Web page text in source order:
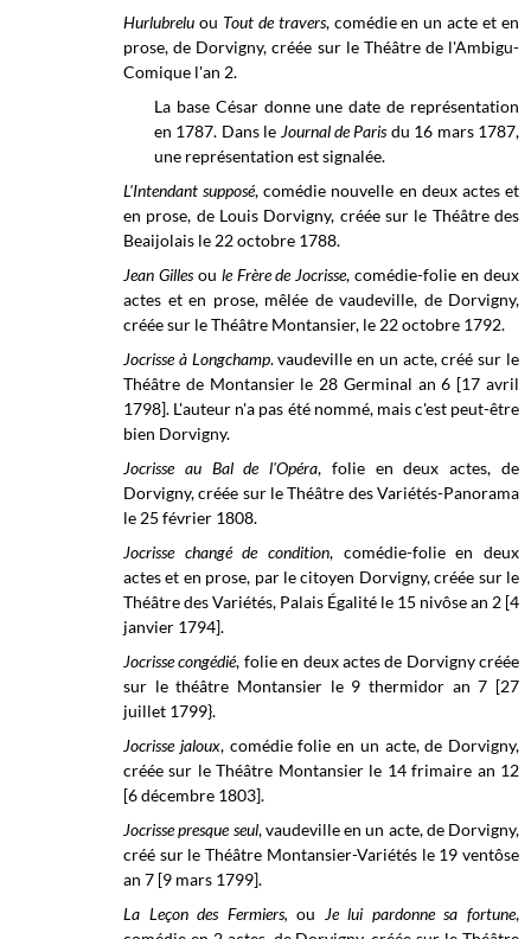
Hurlubrelu ou Tout de travers, comédie en un acte et en
prose, de Dorvigny, créée sur le Théâtre de l'Ambigu-
Comique l'an 2.
La base César donne une date de représentation
en 1787. Dans le Journal de Parisdu 16 mars 1787,
une représentation est signalée.
L'Intendant supposé, comédie nouvelle en deux actes et
en prose, de Louis Dorvigny, créée sur le Théâtre des
Beaijolais le 22 octobre 1788.
Jean Gillesou le Frère de Jocrisse, comédie-folie en deux
actes et en prose, mêlée de vaudeville, de Dorvigny,
créée sur le Théâtre Montansier, le 22 octobre 1792.
Jocrisse à Longchamp. vaudeville en un acte, créé sur le
Théâtre de Montansier le 28 Germinal an 6 [17 avril
1798]. L'auteur n'a pas été nommé, mais c'est peut-être
bien Dorvigny.
Jocrisse au Bal de l'Opéra, folie en deux actes, de
Dorvigny, créée sur le Théâtre des Variétés-Panorama
le 25 février 1808.
Jocrisse changé de condition, comédie-folie en deux
actes et en prose, par le citoyen Dorvigny, créée sur le
Théâtre des Variétés, Palais Égalité le 15 nivôse an 2 [4
janvier 1794].
Jocrisse congédié, folie en deux actes de Dorvigny créée
sur le théâtre Montansier le 9 thermidor an 7 [27
juillet 1799}.
Jocrisse jaloux, comédie folie en un acte, de Dorvigny,
créée sur le Théâtre Montansier le 14 frimaire an 12
[6 décembre 1803].
Jocrisse presque seul, vaudeville en un acte, de Dorvigny,
créé sur le Théâtre Montansier-Variétés le 19 ventôse
an 7 [9 mars 1799].
La Leçon des Fermiers,ou Je lui pardonne sa fortune,